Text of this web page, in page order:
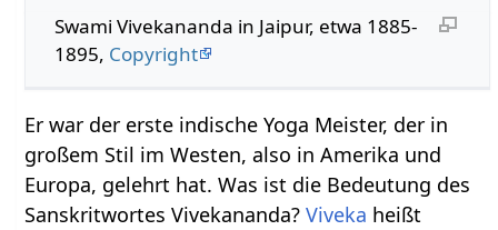
Swami Vivekananda in Jaipur, etwa 1885-
1895, Copyright
Er war der erste indische Yoga Meister, der in
großem Stil im Westen, also in Amerika und
Europa, gelehrt hat. Was ist die Bedeutung des
Sanskritwortes Vivekananda?Viveka heißt